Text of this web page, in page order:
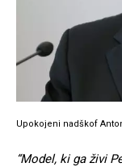
Upokojeni nadškof
“Model, ki ga živi